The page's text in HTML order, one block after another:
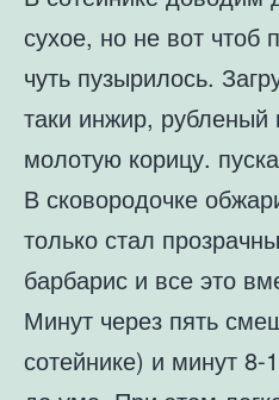
сухое, но не вот чтоб
чуть пузырилось.
таки инжир,
молотую корицу.
В сковородочке
только стал
барбарис и все это
Минут через пять
сотейнике) и минут